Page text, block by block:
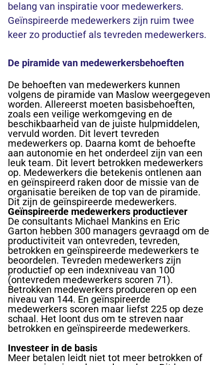
belang van inspiratie voor medewerkers.
Geïnspireerde medewerkers zijn ruim twee
keer zo productief als tevreden medewerkers.
De piramide van medewerkersbehoeften
De behoeften van medewerkers kunnen
volgens de piramide van Maslow weergegeven
worden. Allereerst moeten basisbehoeften,
zoals een veilige werkomgeving en de
beschikbaarheid van de juiste hulpmiddelen,
vervuld worden. Dit levert tevreden
medewerkers op. Daarna komt de behoefte
aan autonomie en het onderdeel zijn van een
leuk team. Dit levert betrokken medewerkers
op. Medewerkers die betekenis ontlenen aan
en geïnspireerd raken door de missie van de
organisatie bereiken de top van de piramide.
Dit zijn de geïnspireerde medewerkers.
Geïnspireerde medewerkers productiever
De consultants Michael Mankins en Eric
Garton hebben 300 managers gevraagd om de
productiviteit van ontevreden, tevreden,
betrokken en geïnspireerde medewerkers te
beoordelen. Tevreden medewerkers zijn
productief op een indexniveau van 100
(ontevreden medewerkers scoren 71).
Betrokken medewerkers produceren op een
niveau van 144. En geïnspireerde
medewerkers scoren maar liefst 225 op deze
schaal. Het loont dus om te streven naar
betrokken en geïnspireerde medewerkers.
Investeer in de basis
Meer betalen leidt niet tot meer betrokken of